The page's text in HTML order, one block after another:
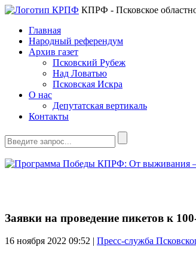
КПРФ - Псковское
Главная
Народный референдум
Архив газет
Псковский Рубеж
Над Ловатью
Псковская Искра
О нас
Депутатская вертикаль
Контакты
Заявки на проведение пикетов к
16 ноября 2022 09:52 | Пресс-служба